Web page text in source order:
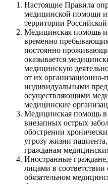
Настоящие Правила
медицинской помощи
территории
Медицинская помощь
временно
постоянно
оказывается
медицинскую
от их
индивидуальными
осуществляющими
медицинские
Медицинская помощь в
внезапных острых
обострении
угрозу жизни
гражданам
Иностранные
лицами в
обязательном